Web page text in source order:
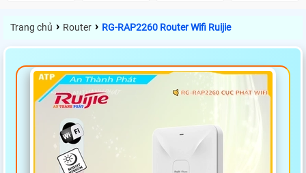
Trang chủ › Router › RG-RAP2260 Router Wifi Ruijie